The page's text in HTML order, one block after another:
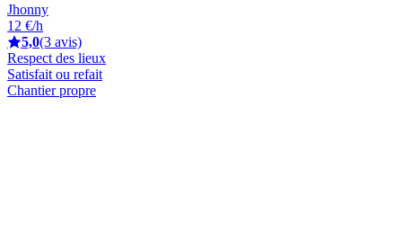
Jhonny
12 €/h
5,0(3 avis)
Respect des lieux
Satisfait ou refait
Chantier propre